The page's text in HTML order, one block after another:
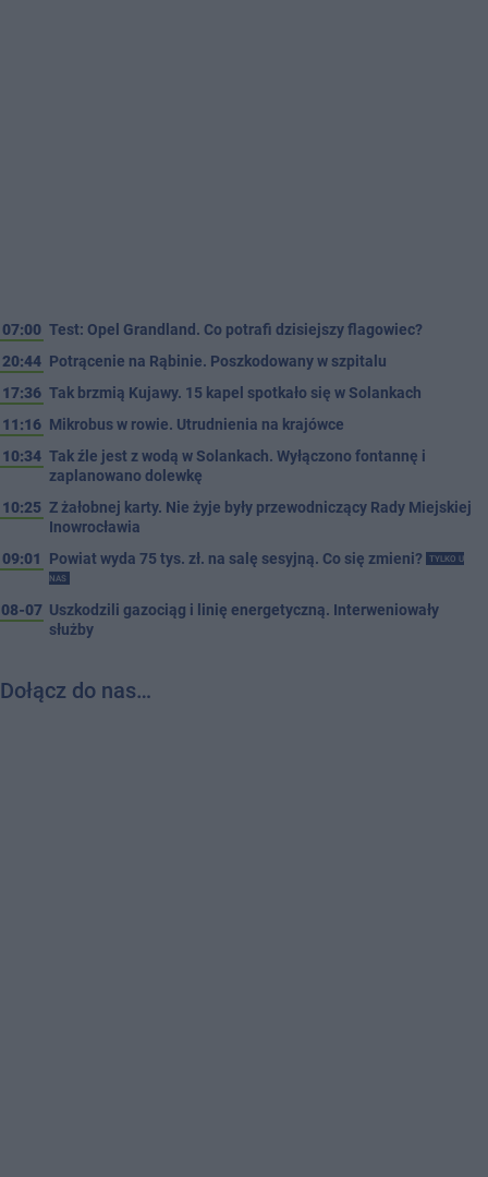
07:00 Test: Opel Grandland. Co potrafi dzisiejszy flagowiec?
20:44 Potrącenie na Rąbinie. Poszkodowany w szpitalu
17:36 Tak brzmią Kujawy. 15 kapel spotkało się w Solankach
11:16 Mikrobus w rowie. Utrudnienia na krajówce
10:34 Tak źle jest z wodą w Solankach. Wyłączono fontannę i
zaplanowano dolewkę
10:25 Z żałobnej karty. Nie żyje były przewodniczący Rady Miejskiej
Inowrocławia
09:01
Powiat wyda 75 tys. zł. na salę sesyjną. Co się zmieni?
TYLKO U
NAS
08-07 Uszkodzili gazociąg i linię energetyczną. Interweniowały
służby
Dołącz do nas…